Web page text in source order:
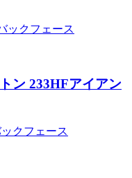
ン 233HFアイアン